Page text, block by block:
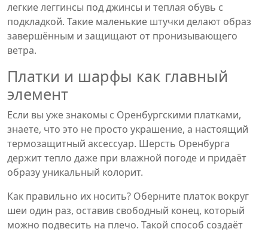
легкие леггинсы под джинсы и теплая обувь с
подкладкой. Такие маленькие штучки делают образ
завершённым и защищают от пронизывающего
ветра.
Платки и шарфы как главный
элемент
Если вы уже знакомы с Оренбургскими платками,
знаете, что это не просто украшение, а настоящий
термозащитный аксессуар. Шерсть Оренбурга
держит тепло даже при влажной погоде и придаёт
образу уникальный колорит.
Как правильно их носить? Оберните платок вокруг
шеи один раз, оставив свободный конец, который
можно подвесить на плечо. Такой способ создаёт